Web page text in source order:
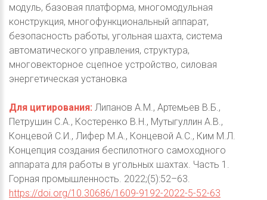
модуль, базовая платформа, многомодульная
конструкция, многофункциональный аппарат,
безопасность работы, угольная шахта, система
автоматического управления, структура,
многовекторное сцепное устройство, силовая
энергетическая установка
Для цитирования: Липанов А.М., Артемьев В.Б.,
Петрушин С.А., Костеренко В.Н., Мутыгуллин А.В.,
Концевой С.И., Лифер М.А., Концевой А.С., Ким М.Л.
Концепция создания беспилотного самоходного
аппарата для работы в угольных шахтах. Часть 1.
Горная промышленность. 2022;(5):52–63.
https://doi.org/10.30686/1609-9192-2022-5-52-63